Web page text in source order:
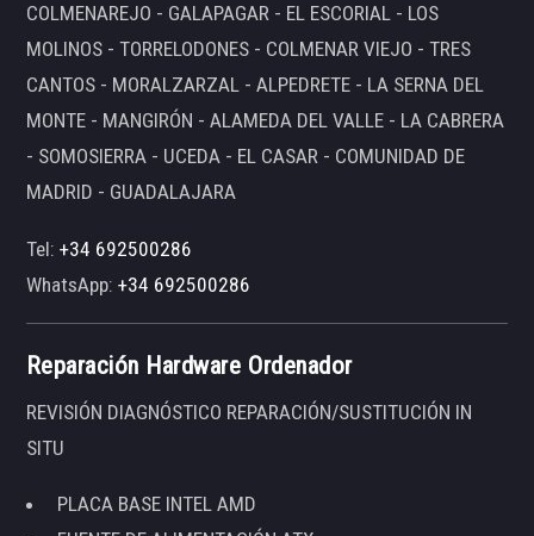
COLMENAREJO - GALAPAGAR - EL ESCORIAL - LOS
MOLINOS - TORRELODONES - COLMENAR VIEJO - TRES
CANTOS - MORALZARZAL - ALPEDRETE - LA SERNA DEL
MONTE - MANGIRÓN - ALAMEDA DEL VALLE - LA CABRERA
- SOMOSIERRA - UCEDA - EL CASAR - COMUNIDAD DE
MADRID - GUADALAJARA
Tel:+34 692500286
WhatsApp:+34 692500286
Reparación Hardware Ordenador
REVISIÓN DIAGNÓSTICO REPARACIÓN/SUSTITUCIÓN IN
SITU
PLACA BASE INTEL AMD